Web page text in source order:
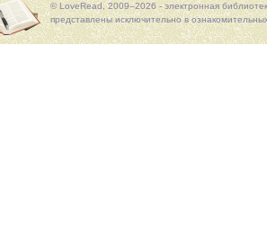
© LoveRead, 2009–2026 - электронная
представлены исключительно в